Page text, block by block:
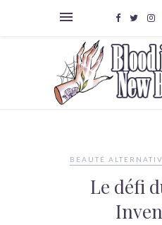
BEAUTÉ
Le défi